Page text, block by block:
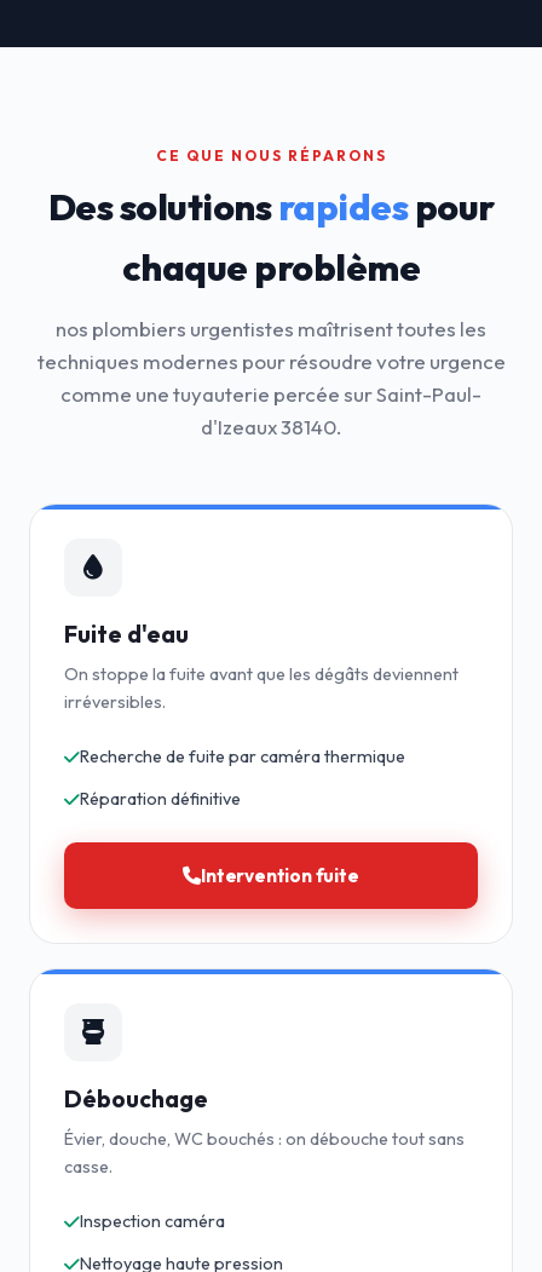
CE QUE NOUS RÉPARONS
Des solutionsrapidespour
chaque problème
nos plombiers urgentistes maîtrisent toutes les
techniques modernes pour résoudre votre urgence
comme une tuyauterie percée sur Saint-Paul-
d'Izeaux 38140.
Fuite d'eau
On stoppe la fuite avant que les dégâts deviennent
irréversibles.
Recherche de fuite par caméra thermique
Réparation définitive
Intervention fuite
Débouchage
Évier, douche, WC bouchés : on débouche tout sans
casse.
Inspection caméra
Nettoyage haute pression